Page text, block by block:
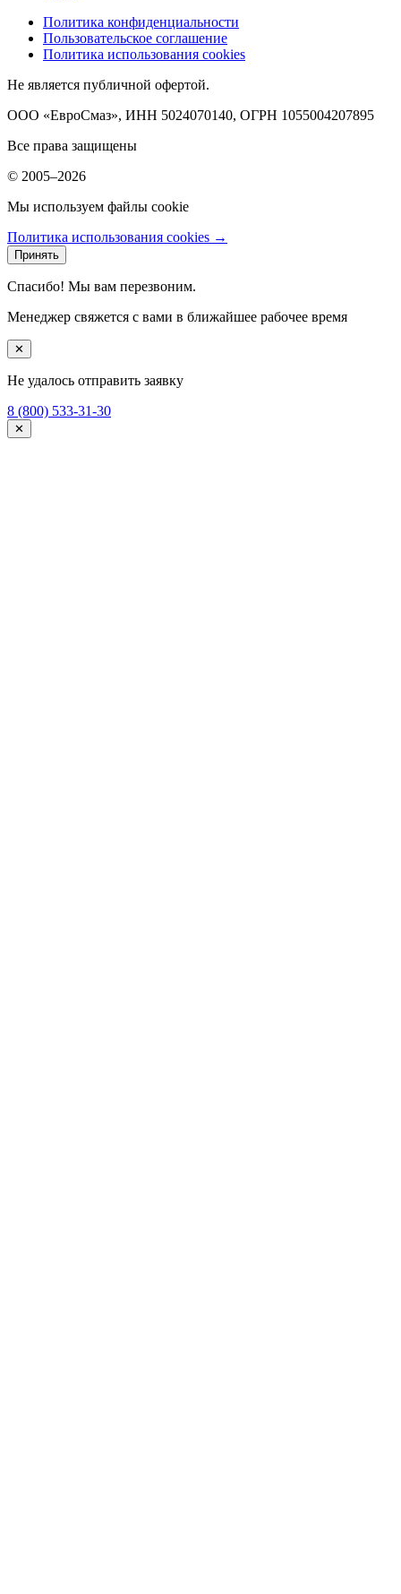
Политика конфиденциальности
Пользовательское соглашение
Политика использования cookies
Не является публичной офертой.
ООО «ЕвроСмаз», ИНН 5024070140, ОГРН 1055004207895
Все права защищены
© 2005–2026
Мы используем файлы cookie
Политика использования cookies →
Принять
Спасибо! Мы вам перезвоним.
Менеджер свяжется с вами в ближайшее рабочее время
✕
Не удалось отправить заявку
8 (800) 533-31-30
✕